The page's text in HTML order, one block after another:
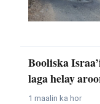
Booliska
laga helay
1 maalin ka hor